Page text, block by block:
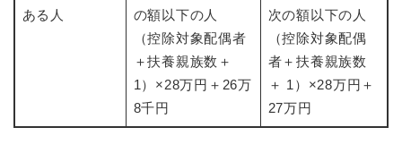
ある人
の額以下の人
（控除対象配偶者
＋扶養親族数＋
1）×28万円＋26万
8千円
次の額以下の人
（控除対象配偶
者＋扶養親族数
＋ 1）×28万円＋
27万円